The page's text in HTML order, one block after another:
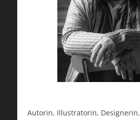
Autorin, Illustratorin,